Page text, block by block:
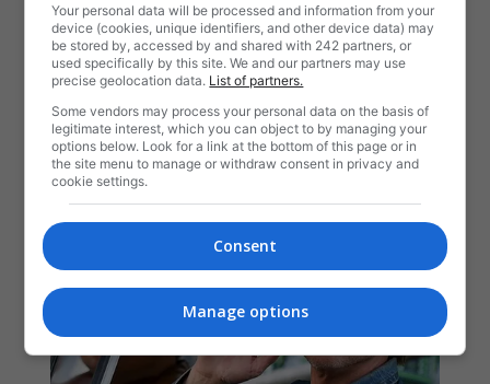
Your personal data will be processed and information from your
device (cookies, unique identifiers, and other device data) may
be stored by, accessed by and shared with 242 partners, or
used specifically by this site. We and our partners may use
precise geolocation data. List of partners.
Some vendors may process your personal data on the basis of
legitimate interest, which you can object to by managing your
options below. Look for a link at the bottom of this page or in
the site menu to manage or withdraw consent in privacy and
cookie settings.
Consent
Manage options